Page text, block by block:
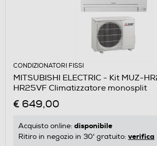
CONDIZIONATORI FISSI
MITSUBISHI ELECTRIC - Kit MUZ-HR25VF/MSZ-
HR25VF Climatizzatore monosplit
€ 649,00
Acquisto online: disponibile
Ritiro in negozio in 30' gratuito: verifica